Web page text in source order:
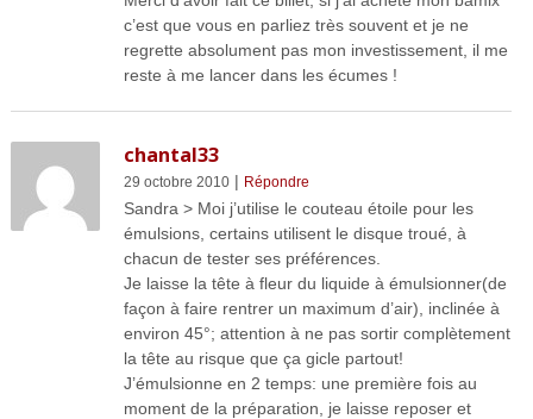
c’est que vous en parliez très souvent et je ne
regrette absolument pas mon investissement, il me
reste à me lancer dans les écumes !
chantal33
29 octobre 2010| Répondre
Sandra > Moi j’utilise le couteau étoile pour les
émulsions, certains utilisent le disque troué, à
chacun de tester ses préférences.
Je laisse la tête à fleur du liquide à émulsionner(de
façon à faire rentrer un maximum d’air), inclinée à
environ 45°; attention à ne pas sortir complètement
la tête au risque que ça gicle partout!
J’émulsionne en 2 temps: une première fois au
moment de la préparation, je laisse reposer et